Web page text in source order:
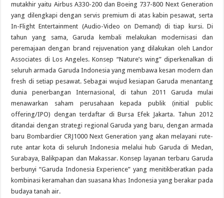
mutakhir yaitu Airbus A330-200 dan Boeing 737-800 Next Generation
yang dilengkapi dengan servis premium di atas kabin pesawat, serta
In-Flight Entertainment (Audio-Video on Demand) di tiap kursi. Di
tahun yang sama, Garuda kembali melakukan modernisasi dan
peremajaan dengan brand rejuvenation yang dilakukan oleh Landor
Associates di Los Angeles. Konsep “Nature’s wing” diperkenalkan di
seluruh armada Garuda Indonesia yang membawa kesan modern dan
fresh di setiap pesawat. Sebagai wujud kesiapan Garuda menantang
dunia penerbangan Internasional, di tahun 2011 Garuda mulai
menawarkan saham perusahaan kepada publik (initial public
offering/IPO) dengan terdaftar di Bursa Efek Jakarta. Tahun 2012
ditandai dengan strategi regional Garuda yang baru, dengan armada
baru Bombardier CRJ1000 Next Generation yang akan melayani rute-
rute antar kota di seluruh Indonesia melalui hub Garuda di Medan,
Surabaya, Balikpapan dan Makassar. Konsep layanan terbaru Garuda
berbunyi “Garuda Indonesia Experience” yang menitikberatkan pada
kombinasi keramahan dan suasana khas Indonesia yang berakar pada
budaya tanah air.